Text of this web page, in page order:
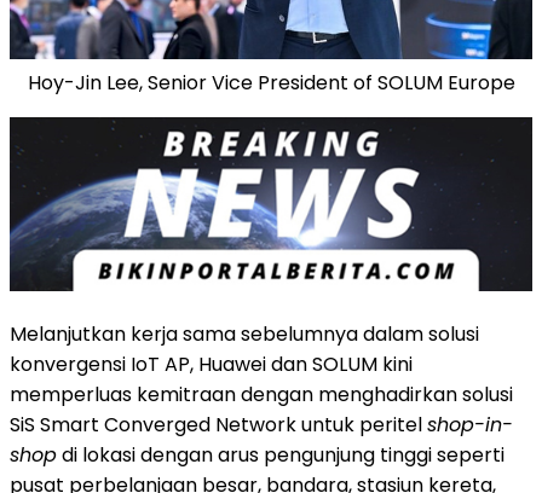
Hoy-Jin Lee, Senior Vice President of SOLUM Europe
Melanjutkan kerja sama sebelumnya dalam solusi
konvergensi IoT AP, Huawei dan SOLUM kini
memperluas kemitraan dengan menghadirkan solusi
SiS Smart Converged Network untuk peritelshop-in-
shopdi lokasi dengan arus pengunjung tinggi seperti
pusat perbelanjaan besar, bandara, stasiun kereta,